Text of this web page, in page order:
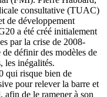
consultative (TUAC)
de développement
a été créé initialement
par la crise de 2008-
définir des modèles de
les inégalités.
qui risque bien de
pour relever la barre et
de le ramener à son